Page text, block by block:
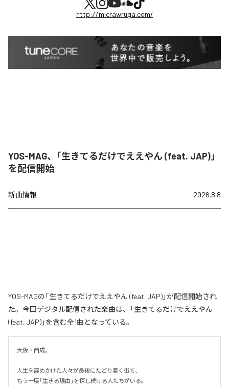
http://micrawruga.com/
YOS-MAG、「生きてるだけでええやん (feat. JAP)」
を配信開始
新曲情報 2026.8.8
YOS-MAGの「生きてるだけでええやん (feat. JAP)」が配信開始され
た。今回デジタル配信された楽曲は、「生きてるだけでええやん
(feat. JAP)」を含む全1曲となっている。
大阪・西成。
人生を諦めかけた人々が最後にたどり着く街で、
もう一度「生きる理由」を探し続ける人たちがいる。